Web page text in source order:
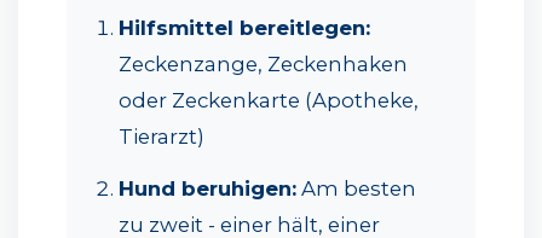
Hilfsmittel bereitlegen:
Zeckenzange, Zeckenhaken
oder Zeckenkarte (Apotheke,
Tierarzt)
Hund beruhigen: Am besten
zu zweit - einer hält, einer